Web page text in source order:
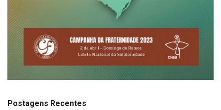
Postagens Recentes